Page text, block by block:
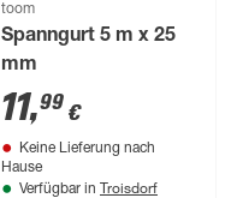
toom
Spanngurt 5 m x 25
mm
11,99 €
Keine Lieferung nach
Hause
Verfügbar in Troisdorf